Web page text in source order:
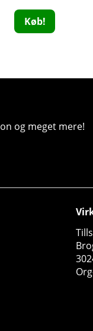
Køb!
og meget mere!